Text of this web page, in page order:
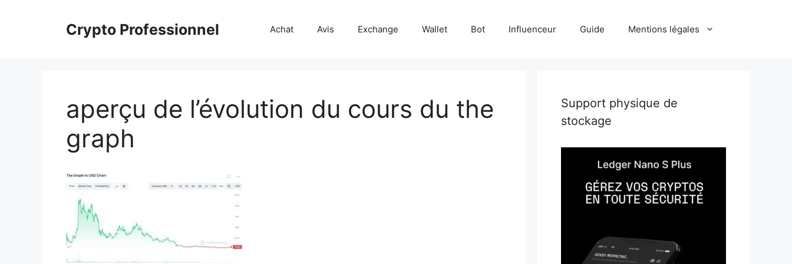
Crypto Professionnel Achat Avis Exchange Wallet Bot Influenceur Guide Mentions légales
aperçu de l’évolution du cours du the
graph
Support physique de
stockage